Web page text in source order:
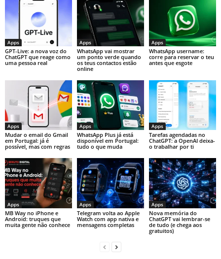
Apps
GPT-Live: a nova voz do
ChatGPT que reage como
uma pessoa real
Apps
WhatsApp vai mostrar
um ponto verde quando
os teus contactos estão
online
Apps
WhatsApp username:
corre para reservar o teu
antes que esgote
Apps
Mudar o email do Gmail
em Portugal: já é
possível, mas com regras
Apps
WhatsApp Plus já está
disponível em Portugal:
tudo o que muda
Apps
Tarefas agendadas no
ChatGPT: a OpenAI deixa-
o trabalhar por ti
Apps
MB Way no iPhone e
Android: truques que
muita gente não conhece
Apps
Telegram volta ao Apple
Watch com app nativa e
mensagens completas
Apps
Nova memória do
ChatGPT vai lembrar-se
de tudo (e chega aos
gratuitos)